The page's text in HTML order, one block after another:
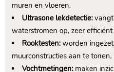
muren en vloeren.
Ultrasone lekdetectie:vangt
waterstromen op, zeer
Rooktesten:worden
muurconstructies aan te
Vochtmetingen:maken